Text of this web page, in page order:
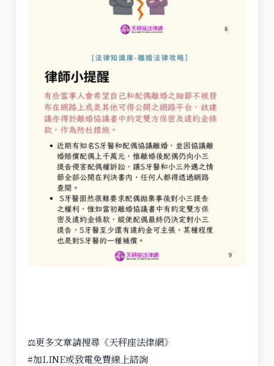
⚖️更多文章請搜尋《天秤座法律網》
#加LINE或致電免費線上諮詢